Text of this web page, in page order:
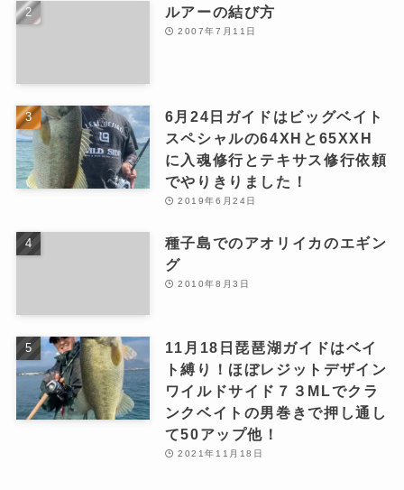
ルアーの結び方
2007年7月11日
6月24日ガイドはビッグベイト
スペシャルの64XHと65XXH
に入魂修行とテキサス修行依頼
でやりきりました！
2019年6月24日
種子島でのアオリイカのエギン
グ
2010年8月3日
11月18日琵琶湖ガイドはベイ
ト縛り！ほぼレジットデザイン
ワイルドサイド７３MLでクラ
ンクベイトの男巻きで押し通し
て50アップ他！
2021年11月18日